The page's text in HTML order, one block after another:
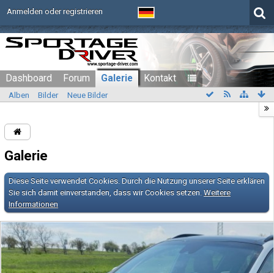
Anmelden oder registrieren
Dashboard Forum Galerie Kontakt
Alben Bilder Neue Bilder
Galerie
Diese Seite verwendet Cookies. Durch die Nutzung unserer Seite erklären
Sie sich damit einverstanden, dass wir Cookies setzen. Weitere
Informationen